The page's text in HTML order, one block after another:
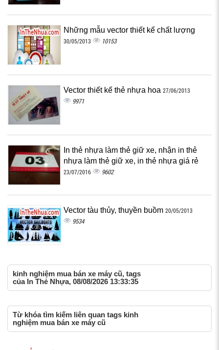
Những mẫu vector thiết kế chất lượng
30/05/2013 10153
Vector thiết kế thẻ nhựa hoa 27/06/2013
9971
In thẻ nhựa làm thẻ giữ xe, nhận in thẻ
nhựa làm thẻ giữ xe, in thẻ nhựa giá rẻ
23/07/2016 9602
Vector tàu thủy, thuyền buồm 20/05/2013
9534
kinh nghiệm mua bán xe máy cũ, tags
của In Thẻ Nhựa, 08/08/2026 13:33:35
Từ khóa tìm kiếm liên quan tags kinh
nghiệm mua bán xe máy cũ